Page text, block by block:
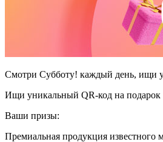
Смотри Субботу! каждый день, ищи
Ищи уникальный QR-код на подарок
Ваши призы:
Премиальная продукция известного